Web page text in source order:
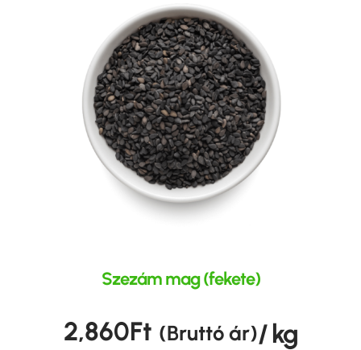
Szezám mag (fekete)
2,860Ft (Bruttó ár)/ kg